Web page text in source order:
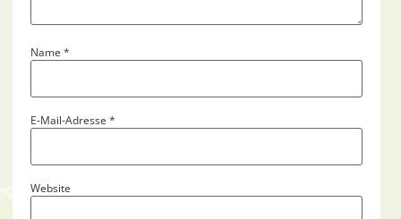
Name*
E-Mail-Adresse*
Website